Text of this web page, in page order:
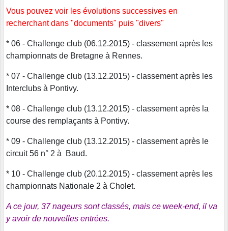
Vous pouvez voir les évolutions successives en
recherchant dans "documents" puis "divers"
* 06 - Challenge club (06.12.2015) - classement après les
championnats de Bretagne à Rennes.
* 07 - Challenge club (13.12.2015) - classement après les
Interclubs à Pontivy.
* 08 - Challenge club (13.12.2015) - classement après la
course des remplaçants à Pontivy.
* 09 - Challenge club (13.12.2015) - classement après le
circuit 56 n° 2 à Baud.
* 10 - Challenge club (20.12.2015) - classement après les
championnats Nationale 2 à Cholet.
A ce jour, 37 nageurs sont classés, mais ce week-end, il va
y avoir de nouvelles entrées.